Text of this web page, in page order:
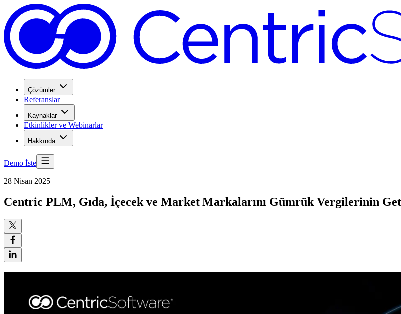
Çözümler
Referanslar
Kaynaklar
Etkinlikler ve Webinarlar
Hakkında
Demo İste
28 Nisan 2025
Centric PLM, Gıda, İçecek ve Market Markalarını Gümrük Vergilerinin